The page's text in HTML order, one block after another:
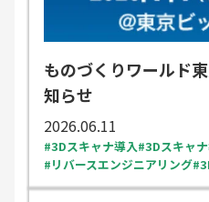
ものづくりワールド
知らせ
2026.06.11
3Dスキャナ導入 3Dスキャ
リバースエンジニアリング